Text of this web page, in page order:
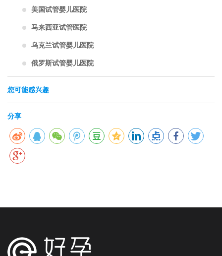
美国试管婴儿医院
马来西亚试管医院
乌克兰试管婴儿医院
俄罗斯试管婴儿医院
您可能感兴趣
分享